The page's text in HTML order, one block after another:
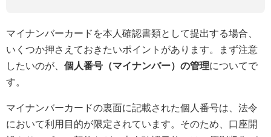
マイナンバーカードを本人確認書類として提出する場合、
いくつか押さえておきたいポイントがあります。まず注意
したいのが、 個人番号（マイナンバー）の管理についてで
す。
マイナンバーカードの裏面に記載された個人番号は、法令
において利用目的が限定されています。そのため、口座開